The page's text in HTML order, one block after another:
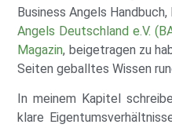
Business Angels
Angels Deutschland e.V.
Magazin, beigetragen zu
Seiten geballtes Wissen
In meinem Kapitel
klare